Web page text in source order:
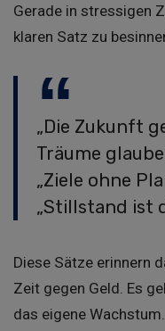
Gerade in stressigen
klaren Satz zu
„Die Zukunft
Träume
„Ziele ohne
„Stillstand ist
Diese Sätze erinnern
Zeit gegen Geld. Es
das eigene Wachstum.